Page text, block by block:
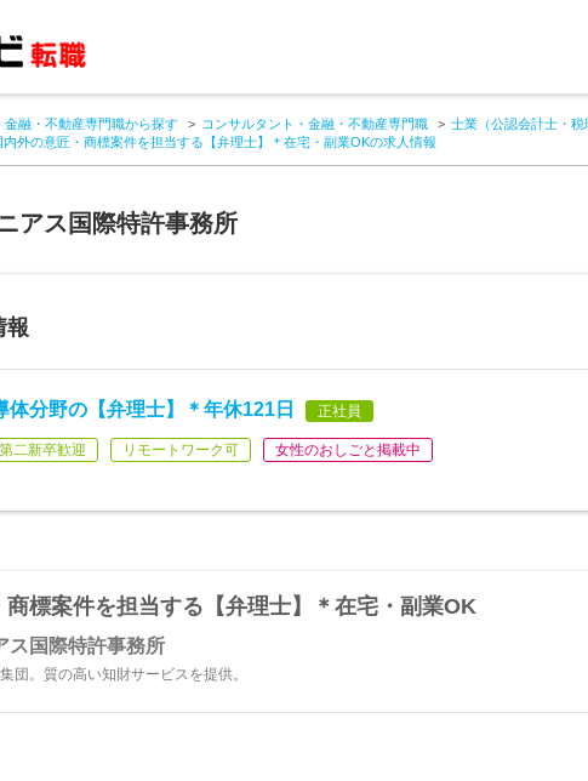
金融・不動産専門職から探す コンサルタント・金融・不動産専門職 士業（公認会計士・税
内外の意匠・商標案件を担当する【弁理士】＊在宅・副業OKの求人情報
アス国際特許事務所
報
体分野の【弁理士】＊年休121日 正社員
第二新卒歓迎 リモートワーク可 女性のおしごと掲載中
商標案件を担当する【弁理士】＊在宅・副業OK
ス国際特許事務所
団。質の高い知財サービスを提供。